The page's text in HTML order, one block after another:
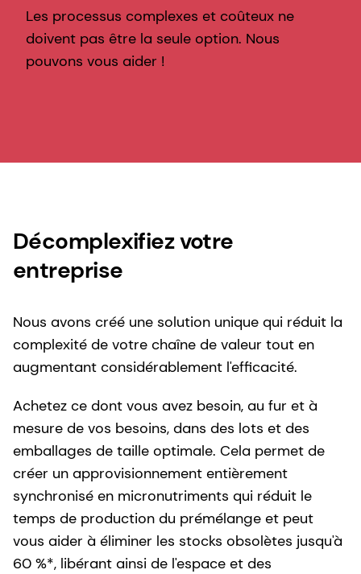
Les processus complexes et coûteux ne
doivent pas être la seule option. Nous
pouvons vous aider !
Décomplexifiez votre
entreprise
Nous avons créé une solution unique qui réduit la
complexité de votre chaîne de valeur tout en
augmentant considérablement l'efficacité.
Achetez ce dont vous avez besoin, au fur et à
mesure de vos besoins, dans des lots et des
emballages de taille optimale. Cela permet de
créer un approvisionnement entièrement
synchronisé en micronutriments qui réduit le
temps de production du prémélange et peut
vous aider à éliminer les stocks obsolètes jusqu'à
60 %*, libérant ainsi de l'espace et des